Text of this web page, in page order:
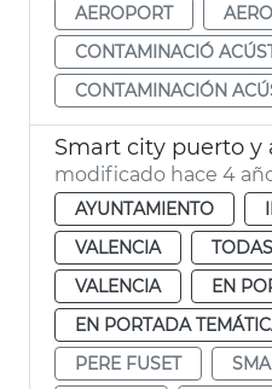
AEROPORT
CONTAMINACIÓ
CONTAMINACIÓN
Smart city puerto y
modificado hace 4
AYUNTAMIENTO
VALENCIA
VALENCIA
EN
EN PORTADA
PERE FUSET